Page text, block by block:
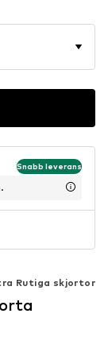
Snabb leverans
Rutiga skjortor